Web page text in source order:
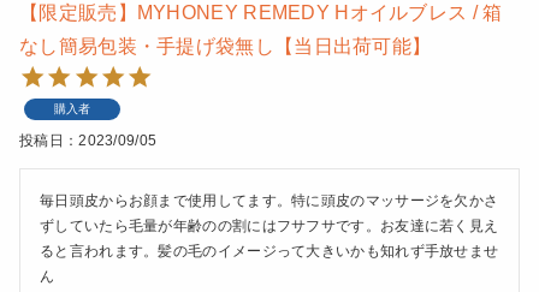
【限定販売】MYHONEY REMEDY Hオイルブレス / 箱
なし簡易包装・手提げ袋無し【当日出荷可能】
購入者
投稿日 2023/09/05
毎日頭皮からお顔まで使用してます。特に頭皮のマッサージを欠かさ
ずしていたら毛量が年齢のの割にはフサフサです。お友達に若く見え
ると言われます。髪の毛のイメージって大きいかも知れず手放せませ
ん